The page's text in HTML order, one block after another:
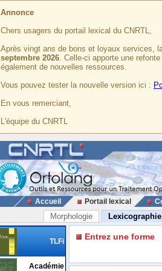
Annonce
Chers usagers du portail lexical du CNRTL,
Après vingt ans de bons et loyaux services,
septembre 2026. Celle-ci apporte une
également de nouvelles ressources.
Vous pouvez tester la nouvelle version ici :
En vous remerciant,
L'équipe du CNRTL
Accueil Portail lexical
Morphologie Lexicographie
TLFi
Académie
Entrez une forme